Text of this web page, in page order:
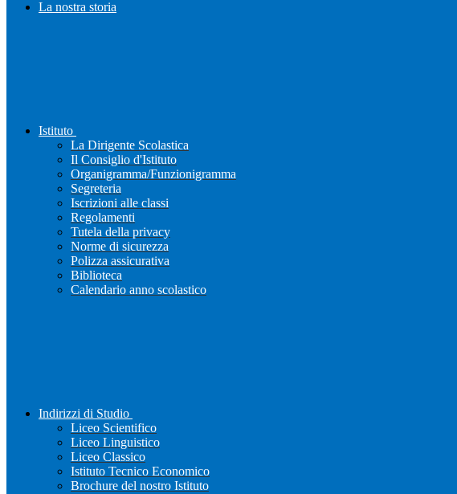
La nostra storia
Istituto
La Dirigente Scolastica
Il Consiglio d'Istituto
Organigramma/Funzionigramma
Segreteria
Iscrizioni alle classi
Regolamenti
Tutela della privacy
Norme di sicurezza
Polizza assicurativa
Biblioteca
Calendario anno scolastico
Indirizzi di Studio
Liceo Scientifico
Liceo Linguistico
Liceo Classico
Istituto Tecnico Economico
Brochure del nostro Istituto